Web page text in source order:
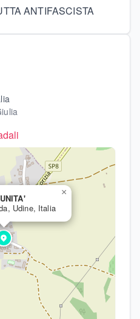
ANTIFASCISTA
Udine, Italia
×